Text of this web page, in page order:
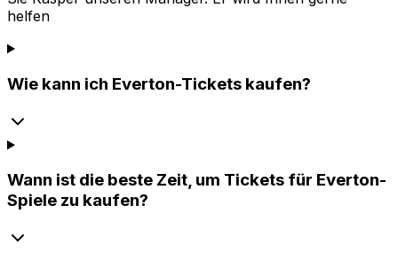
helfen
Wie kann ich Everton-Tickets kaufen?
Wann ist die beste Zeit, um Tickets für Everton-
Spiele zu kaufen?